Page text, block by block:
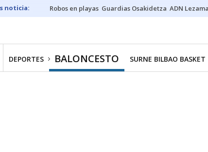
Robos en playas Guardias Osakidetza ADN Lezama
DEPORTES BALONCESTO SURNE BILBAO BASKET